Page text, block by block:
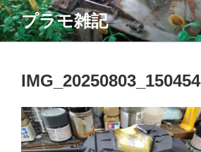
コ
ン
テ
プラモ雑記
IMG_20250803_150454